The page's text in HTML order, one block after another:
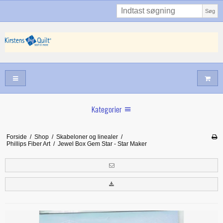
Søg
Kategorier
Juni nyt
Forside / Shop / Skabeloner og linealer /
Phillips Fiber Art / Jewel Box Gem Star - Star Maker